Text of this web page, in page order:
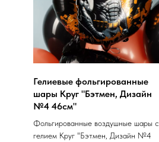
Гелиевые фольгированные
шары Круг "Бэтмен, Дизайн
№4 46см"
Фольгированные воздушные шары с
гелием Круг "Бэтмен, Дизайн №4